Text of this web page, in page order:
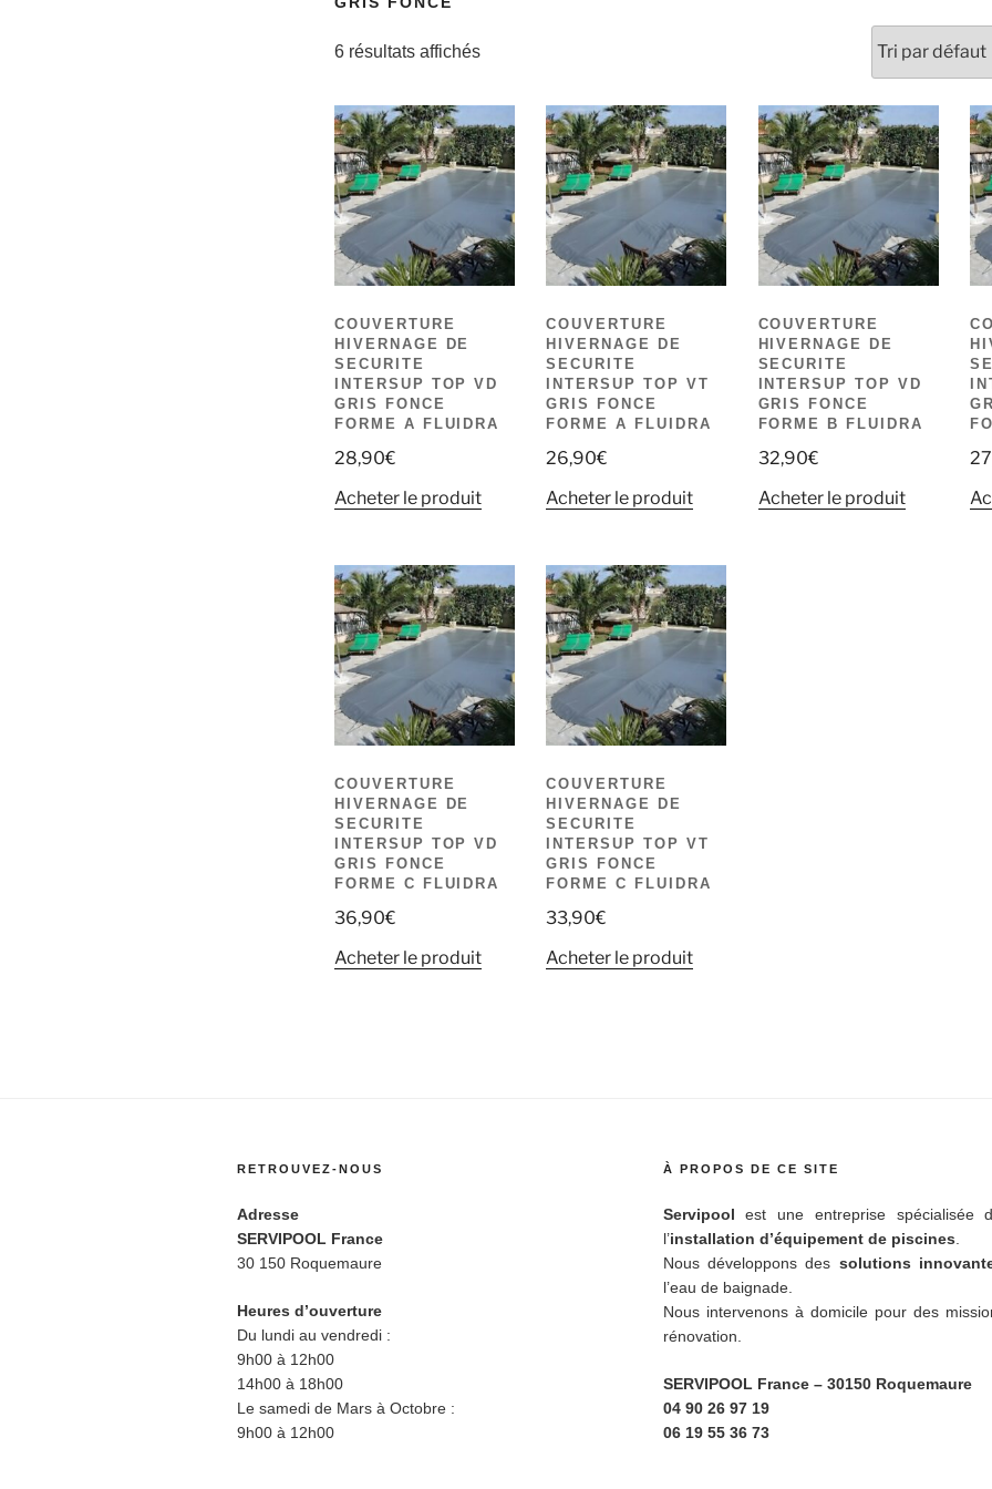
6 résultats affichés
COUVERTURE
HIVERNAGE DE
SECURITE
INTERSUP TOP VD
GRIS FONCE
FORME A FLUIDRA
28,90€
Acheter le produit
COUVERTURE
HIVERNAGE DE
SECURITE
INTERSUP TOP VT
GRIS FONCE
FORME A FLUIDRA
26,90€
Acheter le produit
COUVERTURE
HIVERNAGE DE
SECURITE
INTERSUP TOP VD
GRIS FONCE
FORME B FLUIDRA
32,90€
Acheter le produit
COUVERTURE
HIVERNAGE DE
SECURITE
INTERSUP TOP VD
GRIS FONCE
FORME C FLUIDRA
36,90€
Acheter le produit
COUVERTURE
HIVERNAGE DE
SECURITE
INTERSUP TOP VT
GRIS FONCE
FORME C FLUIDRA
33,90€
Acheter le produit
RETROUVEZ-NOUS
Adresse
SERVIPOOL France
30 150 Roquemaure
Heures d’ouverture
Du lundi au vendredi :
9h00 à 12h00
14h00 à 18h00
Le samedi de Mars à Octobre :
9h00 à 12h00
À PROPOS DE CE SITE
Servipool est une entreprise spécialisée
l’installation d’équipement de piscines
Nous développons des solutions
l’eau de baignade.
Nous intervenons à domicile pour des
rénovation.
SERVIPOOL France – 30150 Roquemaure
04 90 26 97 19
06 19 55 36 73